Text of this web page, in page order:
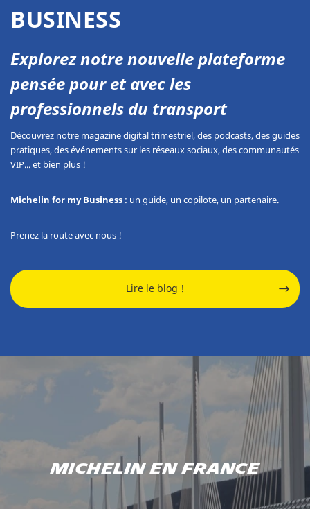
BUSINESS
Explorez notre nouvelle plateforme
pensée pour et avec les
professionnels du transport
Découvrez notre magazine digital trimestriel, des podcasts, des guides
pratiques, des événements sur les réseaux sociaux, des communautés
VIP... et bien plus !
Michelin for my Business : un guide, un copilote, un partenaire.
Prenez la route avec nous !
Lire le blog !
Michelin en France